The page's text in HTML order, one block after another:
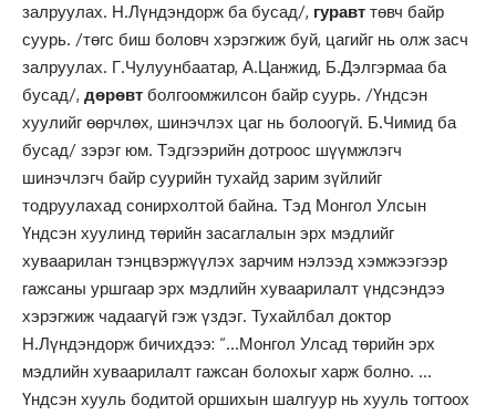
залруулах. Н.Лүндэндорж ба бусад/, гуравт төвч байр
суурь. /төгс биш боловч хэрэгжиж буй, цагийг нь олж засч
залруулах. Г.Чулуунбаатар, А.Цанжид, Б.Дэлгэрмаа ба
бусад/, дөрөвт болгоомжилсон байр суурь. /Үндсэн
хуулийг өөрчлөх, шинэчлэх цаг нь болоогүй. Б.Чимид ба
бусад/ зэрэг юм. Тэдгээрийн дотроос шүүмжлэгч
шинэчлэгч байр суурийн тухайд зарим зүйлийг
тодруулахад сонирхолтой байна. Тэд Монгол Улсын
Үндсэн хуулинд төрийн засаглалын эрх мэдлийг
хуваарилан тэнцвэржүүлэх зарчим нэлээд хэмжээгээр
гажсаны уршгаар эрх мэдлийн хуваарилалт үндсэндээ
хэрэгжиж чадаагүй гэж үздэг. Тухайлбал доктор
Н.Лүндэндорж бичихдээ: “…Монгол Улсад төрийн эрх
мэдлийн хуваарилалт гажсан болохыг харж болно. …
Үндсэн хууль бодитой оршихын шалгуур нь хууль тогтоох